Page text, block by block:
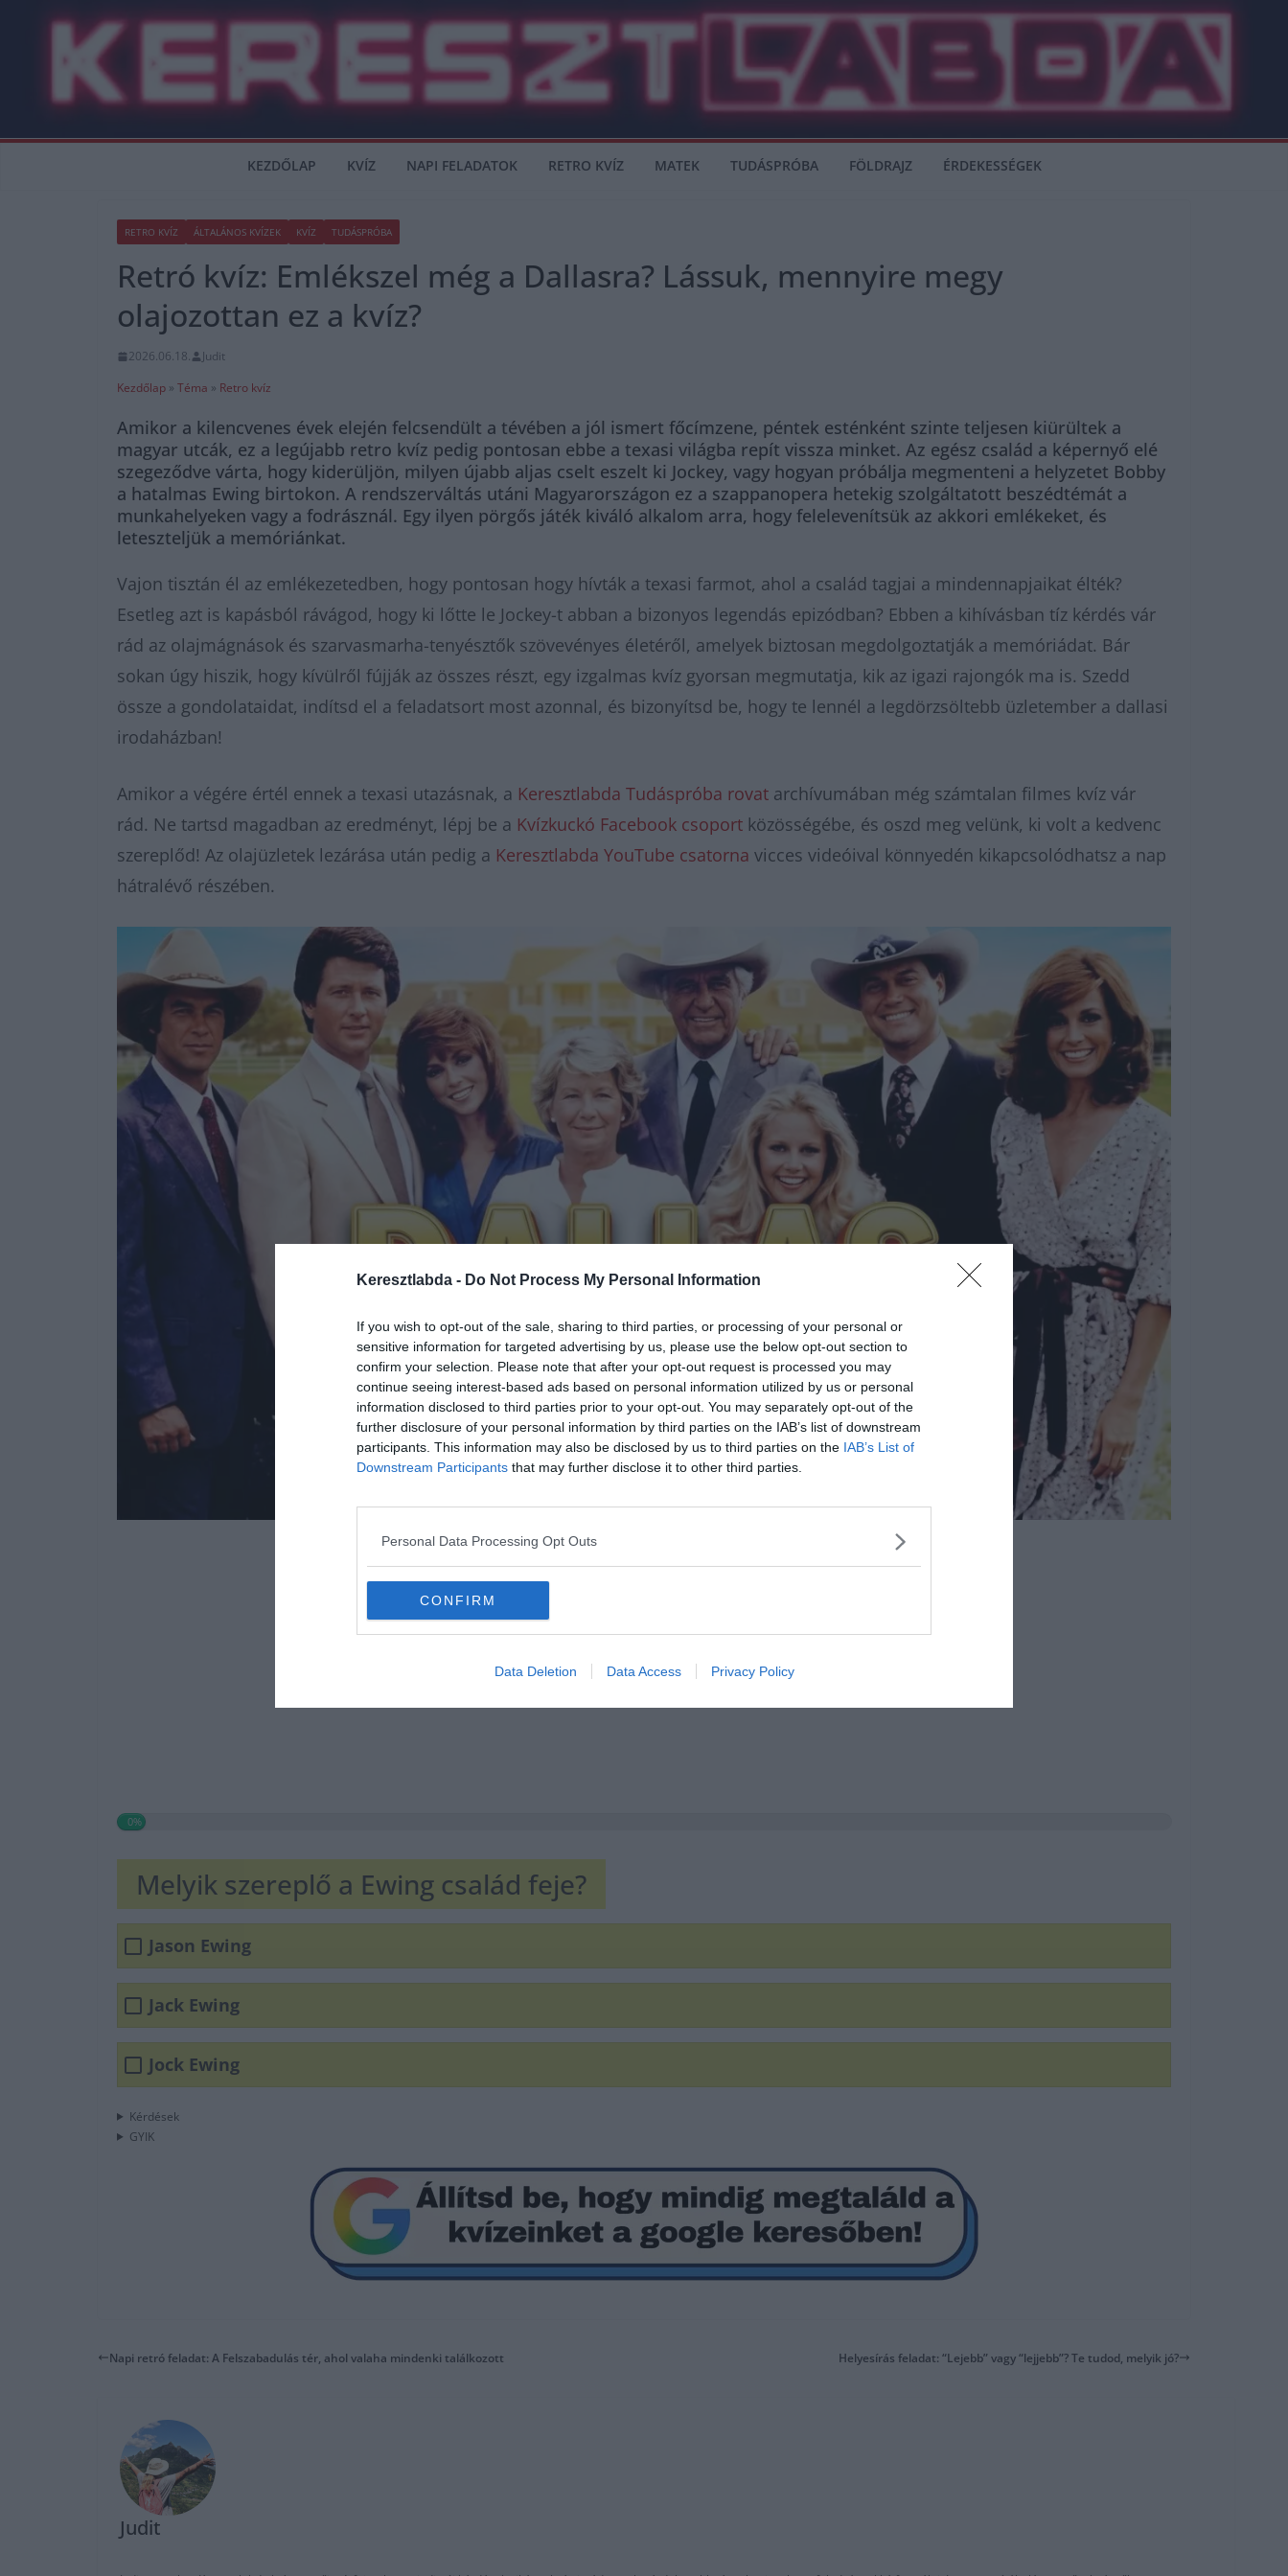
Keresztlabda - Do Not Process My Personal Information
If you wish to opt-out of the sale, sharing to third parties, or processing of your personal or
sensitive information for targeted advertising by us, please use the below opt-out section to
confirm your selection. Please note that after your opt-out request is processed you may
continue seeing interest-based ads based on personal information utilized by us or personal
information disclosed to third parties prior to your opt-out. You may separately opt-out of the
further disclosure of your personal information by third parties on the IAB’s list of downstream
participants. This information may also be disclosed by us to third parties on the IAB’s List of
Downstream Participants that may further disclose it to other third parties.
Personal Data Processing Opt Outs
CONFIRM
Data Deletion Data Access Privacy Policy
KEZDŐLAP KVÍZ NAPI FELADATOK RETRO KVÍZ MATEK TUDÁSPRÓBA FÖLDRAJZ ÉRDEKESSÉGEK
RETRO KVÍZ ÁLTALÁNOS KVÍZEK KVÍZ TUDÁSPRÓBA
Retró kvíz: Emlékszel még a Dallasra? Lássuk, mennyire megy
olajozottan ez a kvíz?
2026.06.18.
Judit
Kezdőlap » Téma » Retro kvíz
Amikor a kilencvenes évek elején felcsendült a tévében a jól ismert főcímzene, péntek esténként szinte teljesen kiürültek a
magyar utcák, ez a legújabb retro kvíz pedig pontosan ebbe a texasi világba repít vissza minket. Az egész család a képernyő elé
szegeződve várta, hogy kiderüljön, milyen újabb aljas cselt eszelt ki Jockey, vagy hogyan próbálja megmenteni a helyzetet Bobby
a hatalmas Ewing birtokon. A rendszerváltás utáni Magyarországon ez a szappanopera hetekig szolgáltatott beszédtémát a
munkahelyeken vagy a fodrásznál. Egy ilyen pörgős játék kiváló alkalom arra, hogy felelevenítsük az akkori emlékeket, és
leteszteljük a memóriánkat.
Vajon tisztán él az emlékezetedben, hogy pontosan hogy hívták a texasi farmot, ahol a család tagjai a mindennapjaikat élték?
Esetleg azt is kapásból rávágod, hogy ki lőtte le Jockey-t abban a bizonyos legendás epizódban? Ebben a kihívásban tíz kérdés vár
rád az olajmágnások és szarvasmarha-tenyésztők szövevényes életéről, amelyek biztosan megdolgoztatják a memóriádat. Bár
sokan úgy hiszik, hogy kívülről fújják az összes részt, egy izgalmas kvíz gyorsan megmutatja, kik az igazi rajongók ma is. Szedd
össze a gondolataidat, indítsd el a feladatsort most azonnal, és bizonyítsd be, hogy te lennél a legdörzsöltebb üzletember a dallasi
irodaházban!
Amikor a végére értél ennek a texasi utazásnak, a Keresztlabda Tudáspróba rovat archívumában még számtalan filmes kvíz vár
rád. Ne tartsd magadban az eredményt, lépj be a Kvízkuckó Facebook csoport közösségébe, és oszd meg velünk, ki volt a kedvenc
szereplőd! Az olajüzletek lezárása után pedig a Keresztlabda YouTube csatorna vicces videóival könnyedén kikapcsolódhatsz a nap
hátralévő részében.
0%
Melyik szereplő a Ewing család feje?
Jason Ewing
Jack Ewing
Jock Ewing
Kérdések
GYIK
Napi retró feladat: A Felszabadulás tér, ahol valaha mindenki találkozott Helyesírás feladat: “Lejebb” vagy “lejjebb”? Te tudod, melyik jó?
Judit